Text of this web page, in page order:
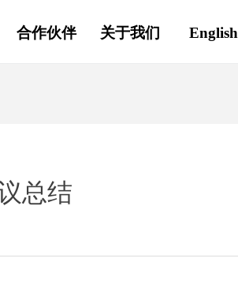
合作伙伴 关于我们 English
总结